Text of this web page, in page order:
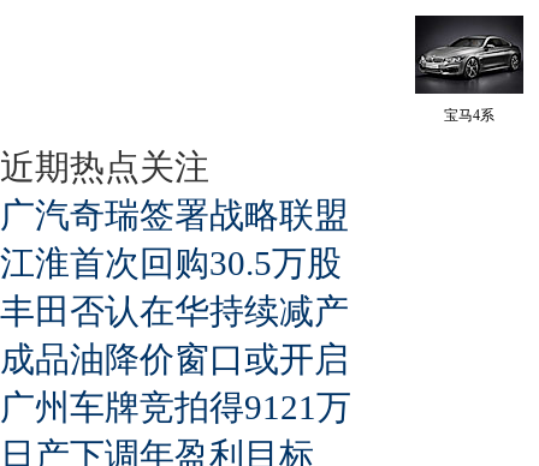
宝马4系
近期热点关注
广汽奇瑞签署战略联盟
江淮首次回购30.5万股
丰田否认在华持续减产
成品油降价窗口或开启
广州车牌竞拍得9121万
日产下调年盈利目标